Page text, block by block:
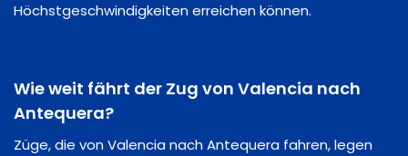
Höchstgeschwindigkeiten erreichen können.
Wie weit fährt der Zug von Valencia nach
Antequera?
Züge, die von Valencia nach Antequera fahren, legen